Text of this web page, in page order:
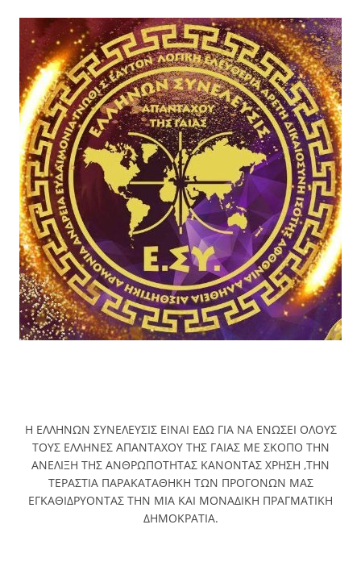
Η ΕΛΛΗΝΩΝ ΣΥΝΕΛΕΥΣΙΣ ΕΙΝΑΙ ΕΔΩ ΓΙΑ ΝΑ ΕΝΩΣΕΙ ΟΛΟΥΣ
ΤΟΥΣ ΕΛΛΗΝΕΣ ΑΠΑΝΤΑΧΟΥ ΤΗΣ ΓΑΙΑΣ ΜΕ ΣΚΟΠΟ ΤΗΝ
ΑΝΕΛΙΞΗ ΤΗΣ ΑΝΘΡΩΠΟΤΗΤΑΣ ΚΑΝΟΝΤΑΣ ΧΡΗΣΗ ,ΤΗΝ
ΤΕΡΑΣΤΙΑ ΠΑΡΑΚΑΤΑΘΗΚΗ ΤΩΝ ΠΡΟΓΟΝΩΝ ΜΑΣ
ΕΓΚΑΘΙΔΡΥΟΝΤΑΣ ΤΗΝ ΜΙΑ ΚΑΙ ΜΟΝΑΔΙΚΗ ΠΡΑΓΜΑΤΙΚΗ
ΔΗΜΟΚΡΑΤΙΑ.